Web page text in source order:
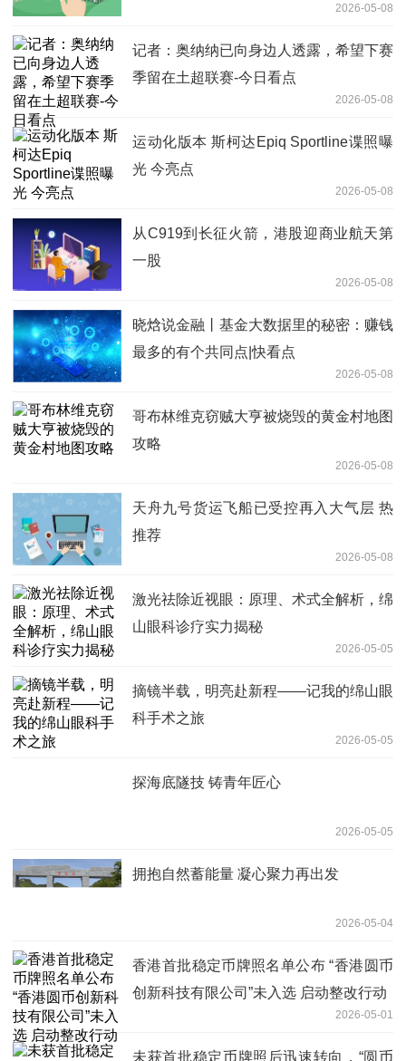
能ETF易方达（159819）投资机会-今日
看点
2026-05-08
记者：奥纳纳已向身边人透露，希望下赛
季留在土超联赛-今日看点
2026-05-08
运动化版本 斯柯达Epiq Sportline谍照曝
光 今亮点
2026-05-08
从C919到长征火箭，港股迎商业航天第
一股
2026-05-08
晓焓说金融丨基金大数据里的秘密：赚钱
最多的有个共同点|快看点
2026-05-08
哥布林维克窃贼大亨被烧毁的黄金村地图
攻略
2026-05-08
天舟九号货运飞船已受控再入大气层 热
推荐
2026-05-08
激光祛除近视眼：原理、术式全解析，绵
山眼科诊疗实力揭秘
2026-05-05
摘镜半载，明亮赴新程——记我的绵山眼
科手术之旅
2026-05-05
探海底隧技 铸青年匠心
2026-05-05
拥抱自然蓄能量 凝心聚力再出发
2026-05-04
香港首批稳定币牌照名单公布 “香港圆币
创新科技有限公司”未入选 启动整改行动
2026-05-01
未获首批稳定币牌照后迅速转向，“圆币